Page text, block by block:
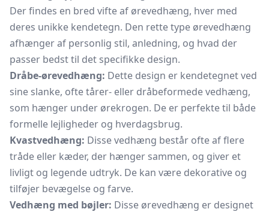
Der findes en bred vifte af ørevedhæng, hver med
deres unikke kendetegn. Den rette type ørevedhæng
afhænger af personlig stil, anledning, og hvad der
passer bedst til det specifikke design.
Dråbe-ørevedhæng: Dette design er kendetegnet ved
sine slanke, ofte tårer- eller dråbeformede vedhæng,
som hænger under ørekrogen. De er perfekte til både
formelle lejligheder og hverdagsbrug.
Kvastvedhæng: Disse vedhæng består ofte af flere
tråde eller kæder, der hænger sammen, og giver et
livligt og legende udtryk. De kan være dekorative og
tilføjer bevægelse og farve.
Vedhæng med bøjler: Disse ørevedhæng er designet